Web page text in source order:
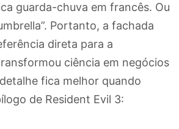
guarda-chuva em francês. Ou
Portanto, a fachada
direta para a
ciência em negócios
fica melhor quando
de Resident Evil 3: